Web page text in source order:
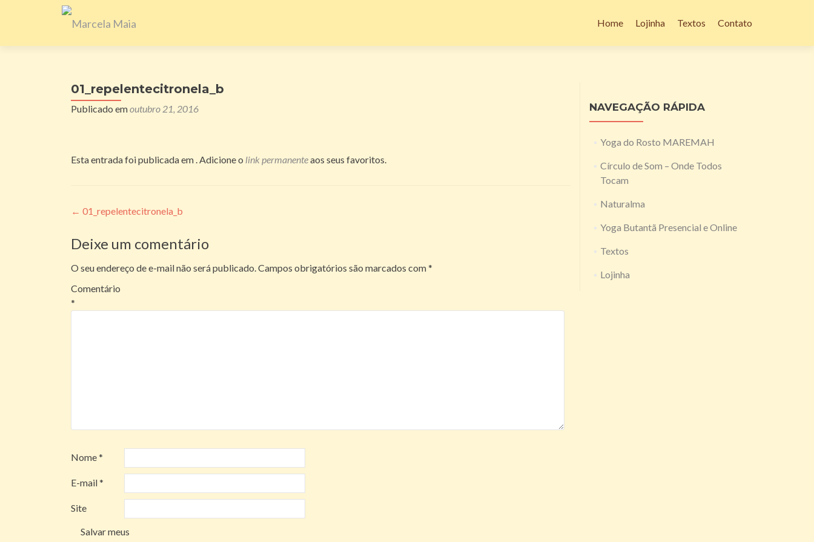
para
conteúdo
Home Lojinha Textos Contato
01_repelentecitronela_b
Publicado emoutubro 21, 2016
Esta entrada foi publicada em . Adicione o link permanenteaos seus favoritos.
Navegação
de
posts
← 01_repelentecitronela_b
Deixe um comentário
O seu endereço de e-mail não será publicado.Campos obrigatórios são marcados com*
Comentário
*
Nome*
E-mail*
Site
Salvar meus
NAVEGAÇÃO RÁPIDA
Yoga do Rosto MAREMAH
Círculo de Som – Onde Todos
Tocam
Naturalma
Yoga Butantã Presencial e Online
Textos
Lojinha